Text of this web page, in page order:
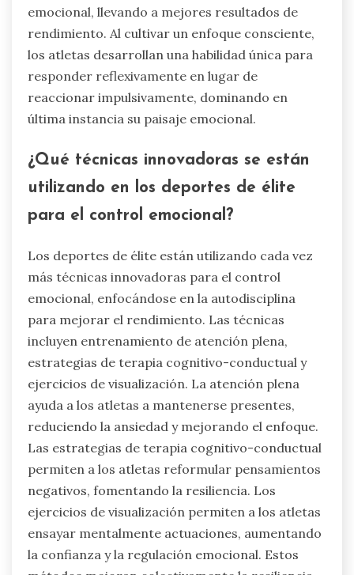
emocional, llevando a mejores resultados de
rendimiento. Al cultivar un enfoque consciente,
los atletas desarrollan una habilidad única para
responder reflexivamente en lugar de
reaccionar impulsivamente, dominando en
última instancia su paisaje emocional.
¿Qué técnicas innovadoras se están
utilizando en los deportes de élite
para el control emocional?
Los deportes de élite están utilizando cada vez
más técnicas innovadoras para el control
emocional, enfocándose en la autodisciplina
para mejorar el rendimiento. Las técnicas
incluyen entrenamiento de atención plena,
estrategias de terapia cognitivo-conductual y
ejercicios de visualización. La atención plena
ayuda a los atletas a mantenerse presentes,
reduciendo la ansiedad y mejorando el enfoque.
Las estrategias de terapia cognitivo-conductual
permiten a los atletas reformular pensamientos
negativos, fomentando la resiliencia. Los
ejercicios de visualización permiten a los atletas
ensayar mentalmente actuaciones, aumentando
la confianza y la regulación emocional. Estos